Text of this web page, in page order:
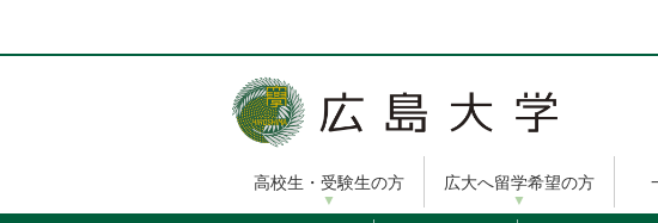
ン
に
高校生・受験生の方 広大へ留学希望の方